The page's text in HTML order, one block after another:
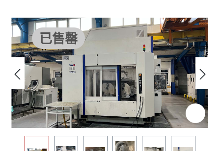
已售罄
Skip image gallery